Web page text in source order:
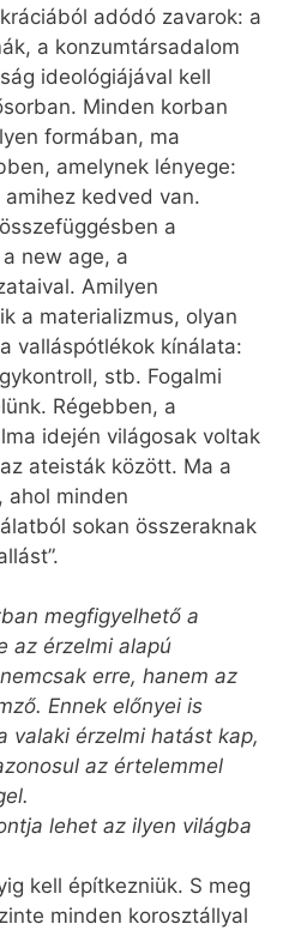
adódó zavarok: a
a konzumtársadalom
ideológiájával kell
Minden korban
formában, ma
amelynek lényege:
kedved van.
a
new age, a
Amilyen
a materializmus, olyan
valláspótlékok kínálata:
stb. Fogalmi
Régebben, a
idején világosak voltak
ateisták között. Ma a
ahol minden
sokan összeraknak
megfigyelhető a
az érzelmi alapú
erre, hanem az
Ennek előnyei is
valaki érzelmi hatást kap,
az értelemmel
lehet az ilyen világba
kell építkezniük. S meg
minden korosztállyal